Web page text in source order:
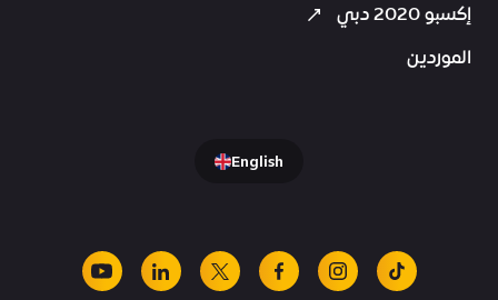
إكسبو 2020 دبي
الموردين
English
tiktok
instagram
facebook
x
linkedin
youtube